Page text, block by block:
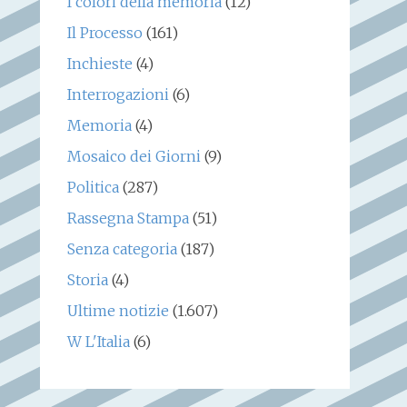
Il Processo (161)
Inchieste (4)
Interrogazioni(6)
Memoria(4)
Mosaico dei Giorni(9)
Politica(287)
Rassegna Stampa(51)
Senza categoria(187)
Storia(4)
Ultime notizie (1.607)
W L'Italia(6)